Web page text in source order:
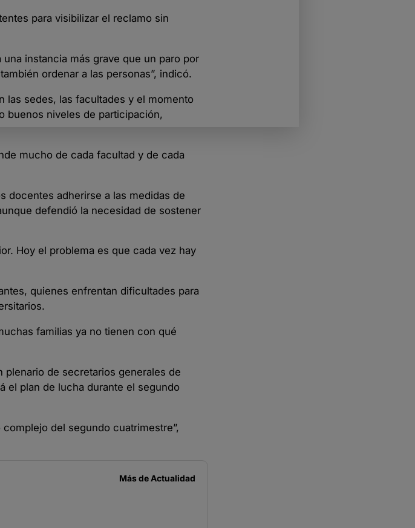
para visibilizar el reclamo sin
instancia más grave que un paro por
ordenar a las personas”, indicó.
las sedes, las facultades y el momento
buenos niveles de participación,
mucho de cada facultad y de cada
docentes adherirse a las medidas de
defendió la necesidad de sostener
Hoy el problema es que cada vez hay
quienes enfrentan dificultades para
familias ya no tienen con qué
plenario de secretarios generales de
el plan de lucha durante el segundo
del segundo cuatrimestre”,
Más deActualidad